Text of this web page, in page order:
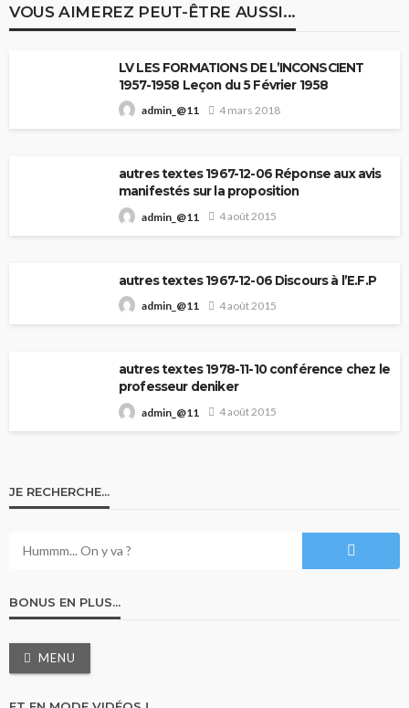
VOUS AIMEREZ PEUT-ÊTRE AUSSI...
LV LES FORMATIONS DE L’INCONSCIENT
1957-1958 Leçon du 5 Février 1958
admin_@11 4 mars 2018
autres textes 1967-12-06 Réponse aux avis
manifestés sur la proposition
admin_@11 4 août 2015
autres textes 1967-12-06 Discours à l’E.F.P
admin_@11 4 août 2015
autres textes 1978-11-10 conférence chez le
professeur deniker
admin_@11 4 août 2015
JE RECHERCHE…
BONUS EN PLUS…
MENU